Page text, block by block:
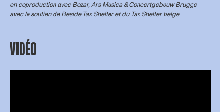
en coproduction avec Bozar, Ars Musica & Concertgebouw Brugge
avec le soutien deBeside Tax Shelteret du Tax Shelter belge
VIDÉO